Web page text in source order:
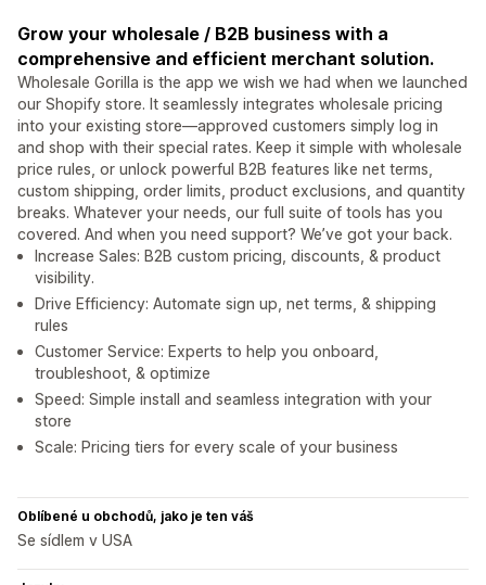
Grow your wholesale / B2B business with a
comprehensive and efficient merchant solution.
Wholesale Gorilla is the app we wish we had when we launched
our Shopify store. It seamlessly integrates wholesale pricing
into your existing store—approved customers simply log in
and shop with their special rates. Keep it simple with wholesale
price rules, or unlock powerful B2B features like net terms,
custom shipping, order limits, product exclusions, and quantity
breaks. Whatever your needs, our full suite of tools has you
covered. And when you need support? We’ve got your back.
Increase Sales: B2B custom pricing, discounts, & product
visibility.
Drive Efficiency: Automate sign up, net terms, & shipping
rules
Customer Service: Experts to help you onboard,
troubleshoot, & optimize
Speed: Simple install and seamless integration with your
store
Scale: Pricing tiers for every scale of your business
Oblíbené u obchodů, jako je ten váš
Se sídlem v USA